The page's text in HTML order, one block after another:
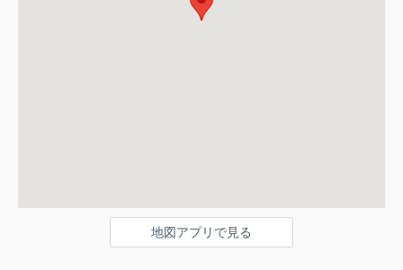
地図アプリで見る